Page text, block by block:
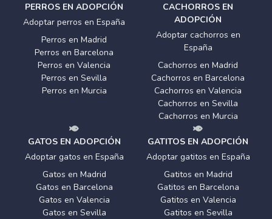
PERROS EN ADOPCIÓN
Adoptar perros en España
Perros en Madrid
Perros en Barcelona
Perros en Valencia
Perros en Sevilla
Perros en Murcia
CACHORROS EN
ADOPCIÓN
Adoptar cachorros en
España
Cachorros en Madrid
Cachorros en Barcelona
Cachorros en Valencia
Cachorros en Sevilla
Cachorros en Murcia
GATOS EN ADOPCIÓN
Adoptar gatos en España
Gatos en Madrid
Gatos en Barcelona
Gatos en Valencia
Gatos en Sevilla
GATITOS EN ADOPCIÓN
Adoptar gatitos en España
Gatitos en Madrid
Gatitos en Barcelona
Gatitos en Valencia
Gatitos en Sevilla